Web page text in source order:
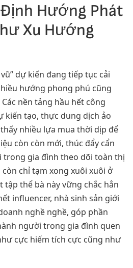
Định Hướng Phát
Xu Hướng
dự kiến đang tiếp tục cải
hướng phong phú cũng
nền tảng hầu hết công
kiến tạo, thực dung dịch ảo
nhiều lựa mua thời dịp để
còn còn mới, thúc đẩy cẩn
gia đình theo dõi toàn thị
chỉ tạm xong xuôi xuôi ở
tập thể bà này vững chắc hẳn
influencer, nhà sinh sản giới
nghề nghề, góp phần
người trong gia đình quen
cực hiếm tích cực cũng như